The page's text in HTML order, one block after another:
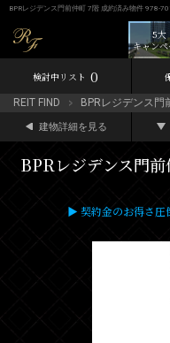
BPRレジデンス門前仲町 7階 成約済み物件 978-
5大
キャン
検討中リスト 0
REIT FIND BPRレジデンス門
建物詳細を見る
BPRレジデンス門
▶ 契約金のお得さ圧